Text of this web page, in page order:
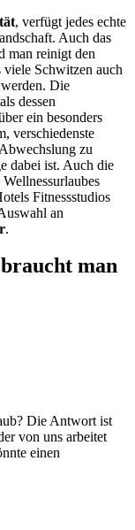
, verfügt jedes echte
Auch das
man reinigt den
viele Schwitzen auch
Die
dessen
ein besonders
verschiedenste
zu
dabei ist. Auch die
Fitnessstudios
an
.
man
Die Antwort ist
von uns arbeitet
einen